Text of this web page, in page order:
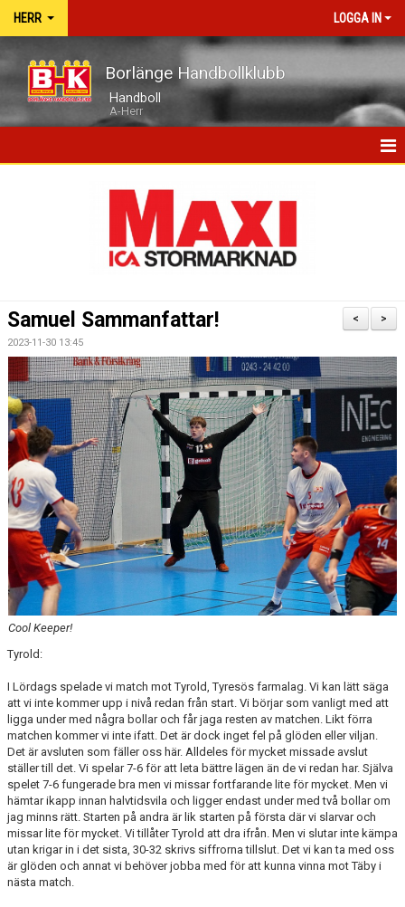
HERR LOGGA IN
Borlänge Handbollklubb
Handboll
A-Herr
KALENDER
BILDGALLERI
DOKUMENT
KONTAKT
BORLÄNGE HK FÖRSÄSONGSCUP
>
<
Samuel Sammanfattar!
2023-11-30 13:45
Cool Keeper!
Tyrold:
I Lördags spelade vi match mot Tyrold, Tyresös farmalag. Vi kan lätt säga
att vi inte kommer upp i nivå redan från start. Vi börjar som vanligt med att
ligga under med några bollar och får jaga resten av matchen. Likt förra
matchen kommer vi inte ifatt. Det är dock inget fel på glöden eller viljan.
Det är avsluten som fäller oss här. Alldeles för mycket missade avslut
ställer till det. Vi spelar 7-6 för att leta bättre lägen än de vi redan har. Själva
spelet 7-6 fungerade bra men vi missar fortfarande lite för mycket. Men vi
hämtar ikapp innan halvtidsvila och ligger endast under med två bollar om
jag minns rätt. Starten på andra är lik starten på första där vi slarvar och
missar lite för mycket. Vi tillåter Tyrold att dra ifrån. Men vi slutar inte kämpa
utan krigar in i det sista, 30-32 skrivs siffrorna tillslut. Det vi kan ta med oss
är glöden och annat vi behöver jobba med för att kunna vinna mot Täby i
nästa match.